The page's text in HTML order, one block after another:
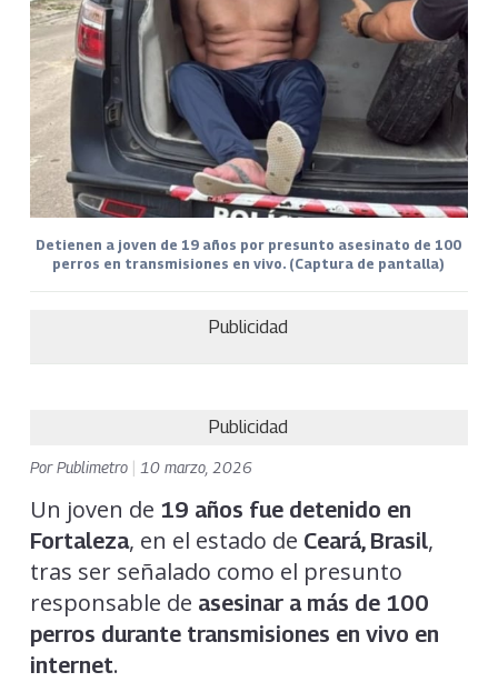
Detienen a joven de 19 años por presunto asesinato de 100
perros en transmisiones en vivo. (Captura de pantalla)
Publicidad
Publicidad
PorPublimetro 10 marzo, 2026
Un joven de 19 años fue detenido en
Fortaleza, en el estado de Ceará, Brasil,
tras ser señalado como el presunto
responsable de asesinar a más de 100
perros durante transmisiones en vivo en
internet.